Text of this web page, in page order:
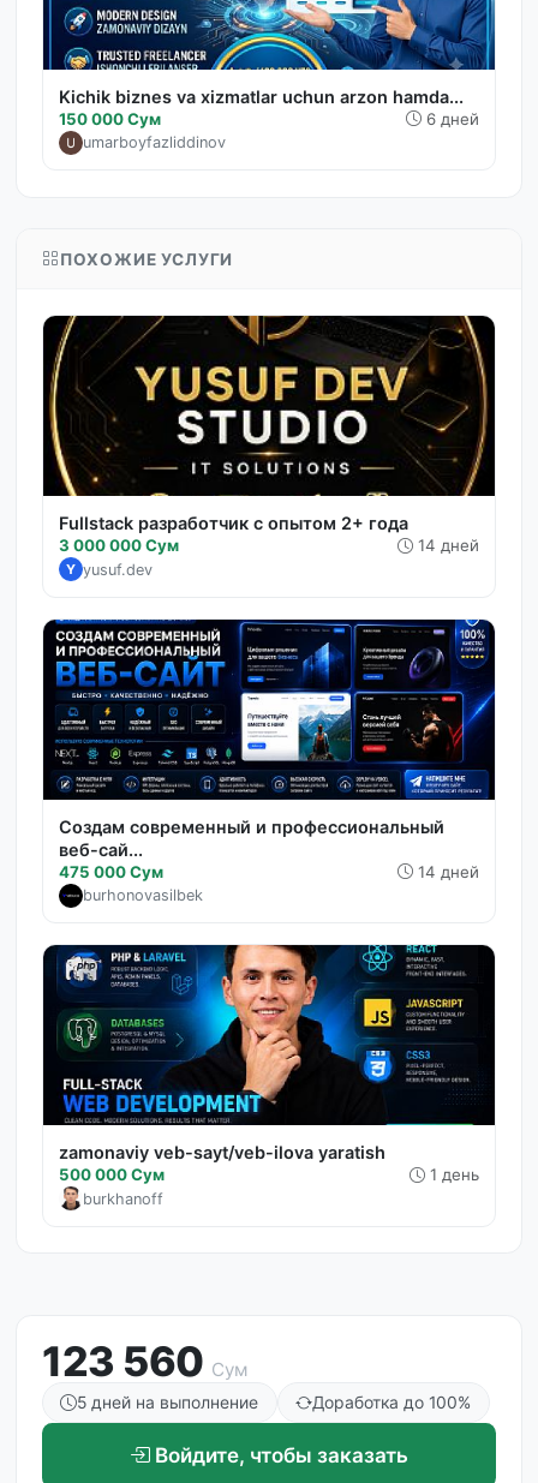
Kichik biznes va xizmatlar uchun arzon hamda...
150 000 Сум 6 дней
umarboyfazliddinov
ПОХОЖИЕ УСЛУГИ
Fullstack разработчик с опытом 2+ года
3 000 000 Сум 14 дней
Y yusuf.dev
Создам современный и профессиональный
веб-сай...
475 000 Сум 14 дней
burhonovasilbek
zamonaviy veb-sayt/veb-ilova yaratish
500 000 Сум 1 день
burkhanoff
123 560 Сум
5 дней на выполнение Доработка до 100%
Войдите, чтобы заказать